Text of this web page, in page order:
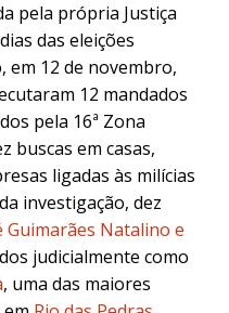
pela própria Justiça
das eleições
12 de novembro,
12 mandados
pela 16ª Zona
buscas em casas,
ligadas às milícias
investigação, dez
Guimarães Natalino e
judicialmente como
, uma das maiores